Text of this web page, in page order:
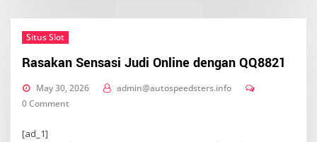
Situs Slot
Rasakan Sensasi Judi Online dengan QQ8821
May 30, 2026
admin@autospeedsters.info
0 Comment
[ad_1]